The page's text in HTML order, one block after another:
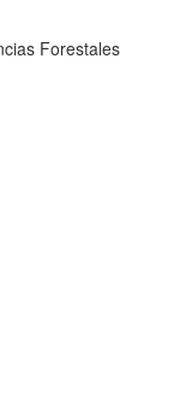
Forestales